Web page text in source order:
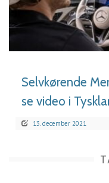
Selvkørende
se video i
13. december 2021